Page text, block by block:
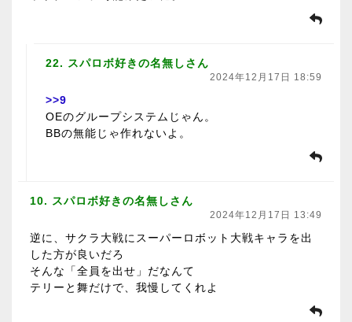
22. スパロボ好きの名無しさん
2024年12月17日 18:59
>>9
OEのグループシステムじゃん。
BBの無能じゃ作れないよ。
10. スパロボ好きの名無しさん
2024年12月17日 13:49
逆に、サクラ大戦にスーパーロボット大戦キャラを出
した方が良いだろ
そんな「全員を出せ」だなんて
テリーと舞だけで、我慢してくれよ